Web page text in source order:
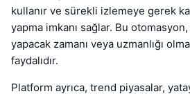
kullanır ve sürekli izlemeye gerek
yapma imkanı sağlar. Bu
yapacak zamanı veya uzmanlığı
faydalıdır.
Platform ayrıca, trend piyasalar,